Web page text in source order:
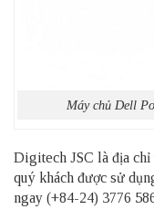
Máy chủ Dell
Digitech JSC là địa chỉ
quý khách được sử
ngay (+84-24) 3776